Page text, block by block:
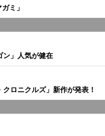
ミ」
ン」人気が健在
ロニクルズ」新作が発表！